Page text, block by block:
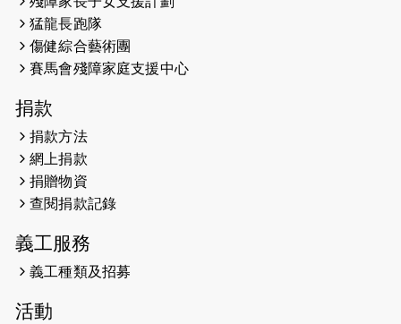
（19:00開始）
2026-05-07
開始）
2026-04-30
2026-04-25
2026-04-24
2026-04-23
2026-04-19
猛龍長跑隊
傷健綜合藝術團
賽馬會殘障家庭支援中心
捐款
捐款方法
網上捐款
捐贈物資
查閱捐款記錄
義工服務
義工種類及招募
活動